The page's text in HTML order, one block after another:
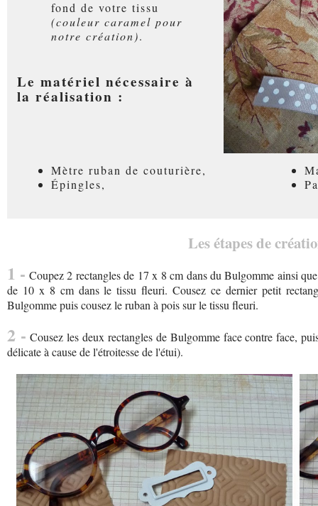
fond de votre tissu
(couleur caramel pour
notre création).
Le matériel nécessaire à
la réalisation :
Mètre ruban de couturière,
Épingles,
Les étapes de
1 - Coupez 2 rectangles de 17 x 8 cm dans du Bulgomme ainsi
de 10 x 8 cm dans le tissu fleuri. Cousez ce dernier petit
Bulgomme puis cousez le ruban à pois sur le tissu fleuri.
2 - Cousez les deux rectangles de Bulgomme face contre face,
délicate à cause de l'étroitesse de l'étui).